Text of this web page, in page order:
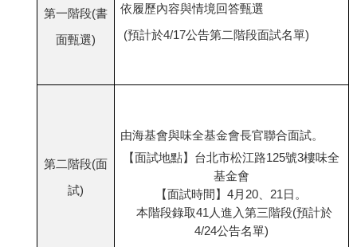
第一階段(書
面甄選)
依履歷內容與情境回答甄選
(預計於4/17公告第二階段面試名單)
第二階段(面
試)
由海基會與味全基金會長官聯合面試。
【面試地點】台北市松江路125號3樓味全
基金會
【面試時間】4月20、21日。
本階段錄取41人進入第三階段(預計於
4/24公告名單)